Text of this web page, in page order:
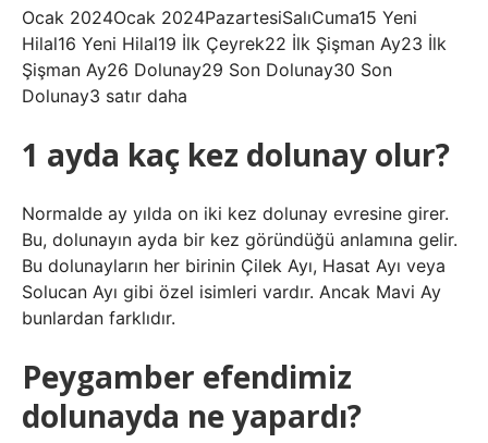
Ocak 2024Ocak 2024PazartesiSalıCuma15 Yeni
Hilal16 Yeni Hilal19 İlk Çeyrek22 İlk Şişman Ay23 İlk
Şişman Ay26 Dolunay29 Son Dolunay30 Son
Dolunay3 satır daha
1 ayda kaç kez dolunay olur?
Normalde ay yılda on iki kez dolunay evresine girer.
Bu, dolunayın ayda bir kez göründüğü anlamına gelir.
Bu dolunayların her birinin Çilek Ayı, Hasat Ayı veya
Solucan Ayı gibi özel isimleri vardır. Ancak Mavi Ay
bunlardan farklıdır.
Peygamber efendimiz
dolunayda ne yapardı?